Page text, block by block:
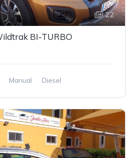
22
BI-TURBO
Manual
Diesel